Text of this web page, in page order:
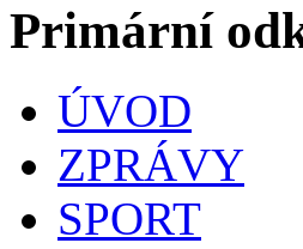
Primární
ÚVOD
ZPRÁVY
SPORT